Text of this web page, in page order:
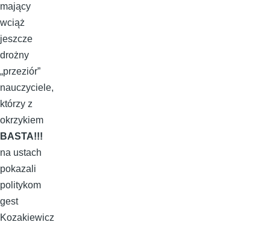
mający
wciąż
jeszcze
drożny
„przeziór”
nauczyciele,
którzy z
okrzykiem
BASTA!!!
na ustach
pokazali
politykom
gest
Kozakiewicz